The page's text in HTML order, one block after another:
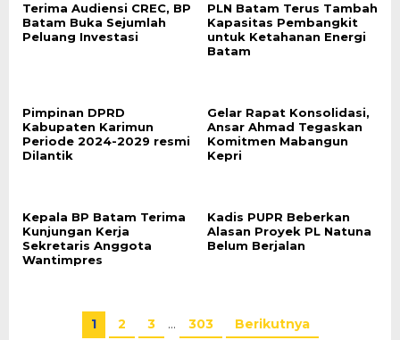
Terima Audiensi CREC, BP
Batam Buka Sejumlah
Peluang Investasi
PLN Batam Terus Tambah
Kapasitas Pembangkit
untuk Ketahanan Energi
Batam
Pimpinan DPRD
Kabupaten Karimun
Periode 2024-2029 resmi
Dilantik
Gelar Rapat Konsolidasi,
Ansar Ahmad Tegaskan
Komitmen Mabangun
Kepri
Kepala BP Batam Terima
Kunjungan Kerja
Sekretaris Anggota
Wantimpres
Kadis PUPR Beberkan
Alasan Proyek PL Natuna
Belum Berjalan
1 2 3 … 303 Berikutnya